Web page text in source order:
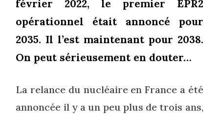
février 2022, le premier EPR2
opérationnel était annoncé pour
2035. Il l’est maintenant pour 2038.
On peut sérieusement en douter…
La relance du nucléaire en France a été
annoncée il y a un peu plus de trois ans,